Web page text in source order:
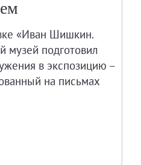
«Иван Шишкин.
музей подготовил
в экспозицию –
на письмах